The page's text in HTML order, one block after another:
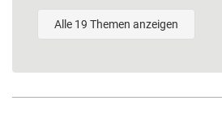
Alle 19 Themen anzeigen